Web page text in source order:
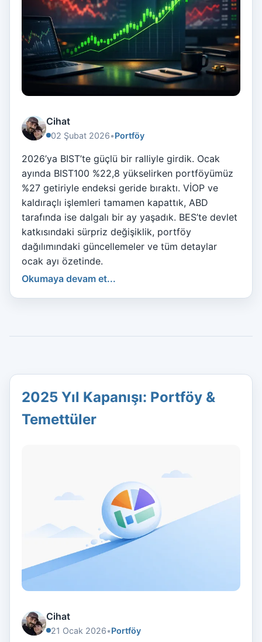
Cihat
02 Şubat 2026•Portföy
2026’ya BIST’te güçlü bir ralliyle girdik. Ocak
ayında BIST100 %22,8 yükselirken portföyümüz
%27 getiriyle endeksi geride bıraktı. VİOP ve
kaldıraçlı işlemleri tamamen kapattık, ABD
tarafında ise dalgalı bir ay yaşadık. BES’te devlet
katkısındaki sürpriz değişiklik, portföy
dağılımındaki güncellemeler ve tüm detaylar
ocak ayı özetinde.
Okumaya devam et...
2025 Yıl Kapanışı: Portföy &
Temettüler
Cihat
21 Ocak 2026•Portföy